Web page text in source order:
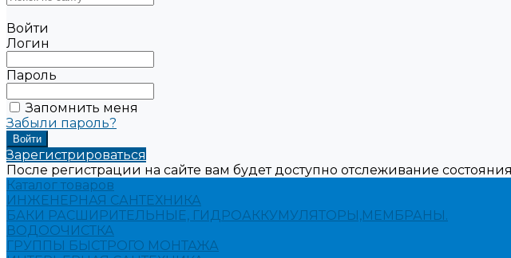
Войти
Логин
Пароль
Запомнить меня
Забыли пароль?
Зарегистрироваться
После регистрации на сайте вам будет доступно отслеживание
Каталог товаров
ИНЖЕНЕРНАЯ САНТЕХНИКА
БАКИ РАСШИРИТЕЛЬНЫЕ, ГИДРОАККУМУЛЯТОРЫ,МЕМБРАНЫ.
ВОДООЧИСТКА
ГРУППЫ БЫСТРОГО МОНТАЖА